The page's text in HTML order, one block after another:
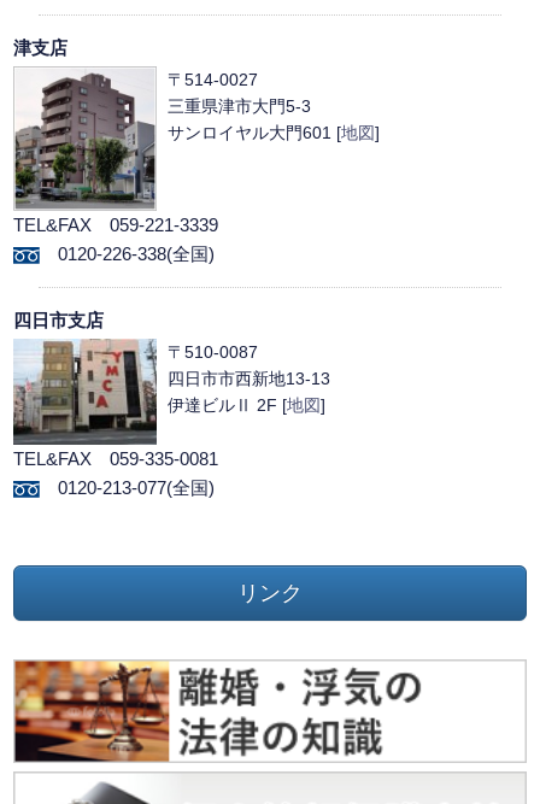
津支店
〒514-0027
三重県津市大門5-3
サンロイヤル大門601 [地図]
TEL&FAX 059-221-3339
0120-226-338(全国)
四日市支店
〒510-0087
四日市市西新地13-13
伊達ビルⅡ 2F [地図]
TEL&FAX 059-335-0081
0120-213-077(全国)
リンク